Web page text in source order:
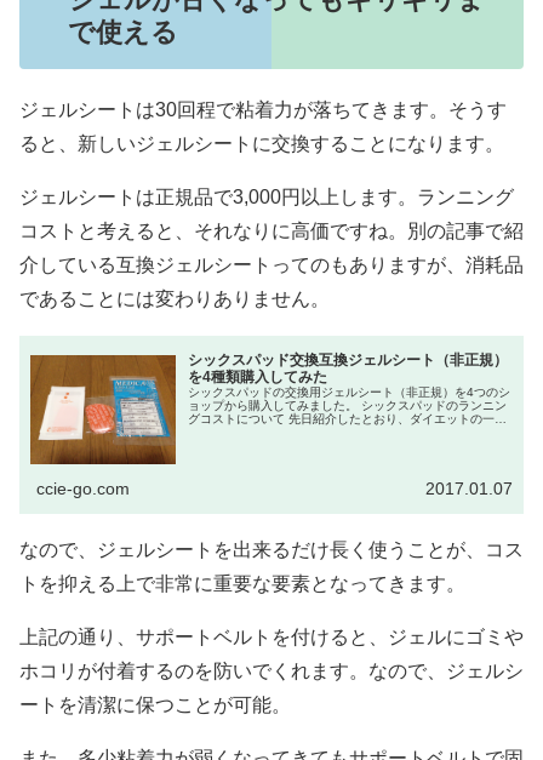
で使える
ジェルシートは30回程で粘着力が落ちてきます。そうす
ると、新しいジェルシートに交換することになります。
ジェルシートは正規品で3,000円以上します。ランニング
コストと考えると、それなりに高価ですね。別の記事で紹
介している互換ジェルシートってのもありますが、消耗品
であることには変わりありません。
シックスパッド交換互換ジェルシート（非正規）
を4種類購入してみた
シックスパッドの交換用ジェルシート（非正規）を4つのシ
ョップから購入してみました。 シックスパッドのランニン
グコストについて 先日紹介したとおり、ダイエットの一環
ccie-go.com 2017.01.07
なので、ジェルシートを出来るだけ長く使うことが、コス
トを抑える上で非常に重要な要素となってきます。
上記の通り、サポートベルトを付けると、ジェルにゴミや
ホコリが付着するのを防いでくれます。なので、ジェルシ
ートを清潔に保つことが可能。